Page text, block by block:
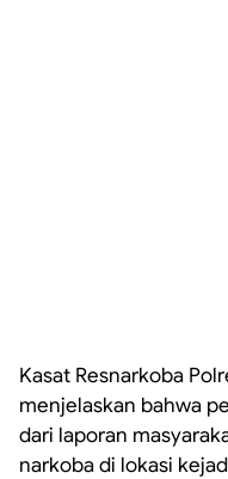
Kasat Resnarkoba
menjelaskan bahwa
dari laporan
narkoba di lokasi